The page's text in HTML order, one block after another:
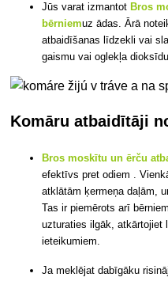
Jūs varat izmantot Bros
bērniemuz ādas. Ārā
atbaidīšanas līdzekli vai
gaismu vai oglekļa
Komāru atbaidītāji
Bros moskītu un ērču
efektīvs pret odiem
.
atklātām ķermeņa daļām,
Tas ir piemērots arī
uzturaties ilgāk, atkārtojiet
ieteikumiem.
Ja meklējat dabīgāku